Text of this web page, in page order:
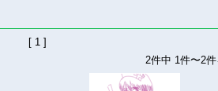
[ 1 ]
2件中 1件〜2